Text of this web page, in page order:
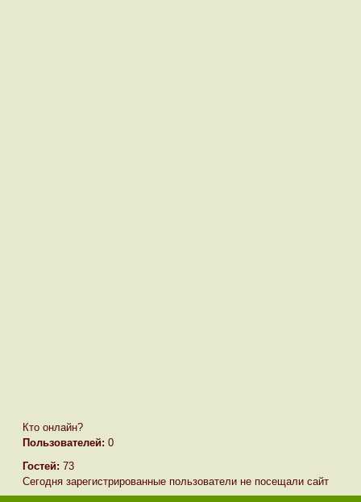
Кто онлайн?
Пользователей: 0
Гостей: 73
Сегодня зарегистрированные пользователи не посещали сайт